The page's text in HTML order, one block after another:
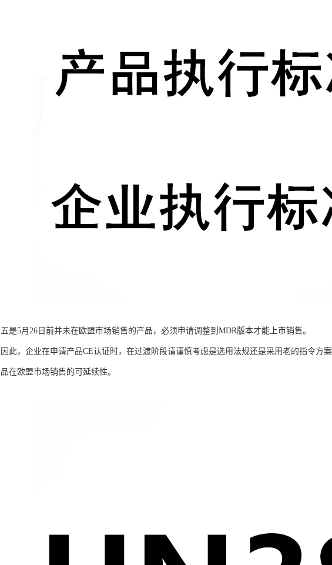
五是5月26日前并未在欧盟市场销售的产品，必须申请调整到MDR版本才能上市销售。
因此，企业在申请产品CE认证时，在过渡阶段请谨慎考虑是选用法规还是采用老的指令方
品在欧盟市场销售的可延续性。